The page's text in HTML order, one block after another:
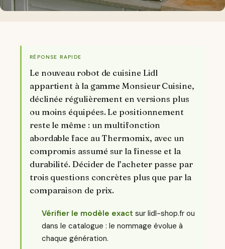
RÉPONSE RAPIDE
Le nouveau robot de cuisine Lidl
appartient à la gamme Monsieur Cuisine,
déclinée régulièrement en versions plus
ou moins équipées. Le positionnement
reste le même : un multifonction
abordable face au Thermomix, avec un
compromis assumé sur la finesse et la
durabilité. Décider de l’acheter passe par
trois questions concrètes plus que par la
comparaison de prix.
Vérifier le modèle exact sur lidl-shop.fr ou
dans le catalogue : le nommage évolue à
chaque génération.